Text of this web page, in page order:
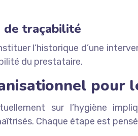
de traçabilité
l’historique d’une
du prestataire.
pour
sur l’hygiène
Chaque étape est